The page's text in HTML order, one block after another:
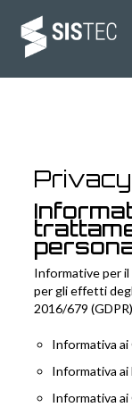
Informative per
per gli effetti
2016/679
Informativa ai
Informativa
Informativa ai